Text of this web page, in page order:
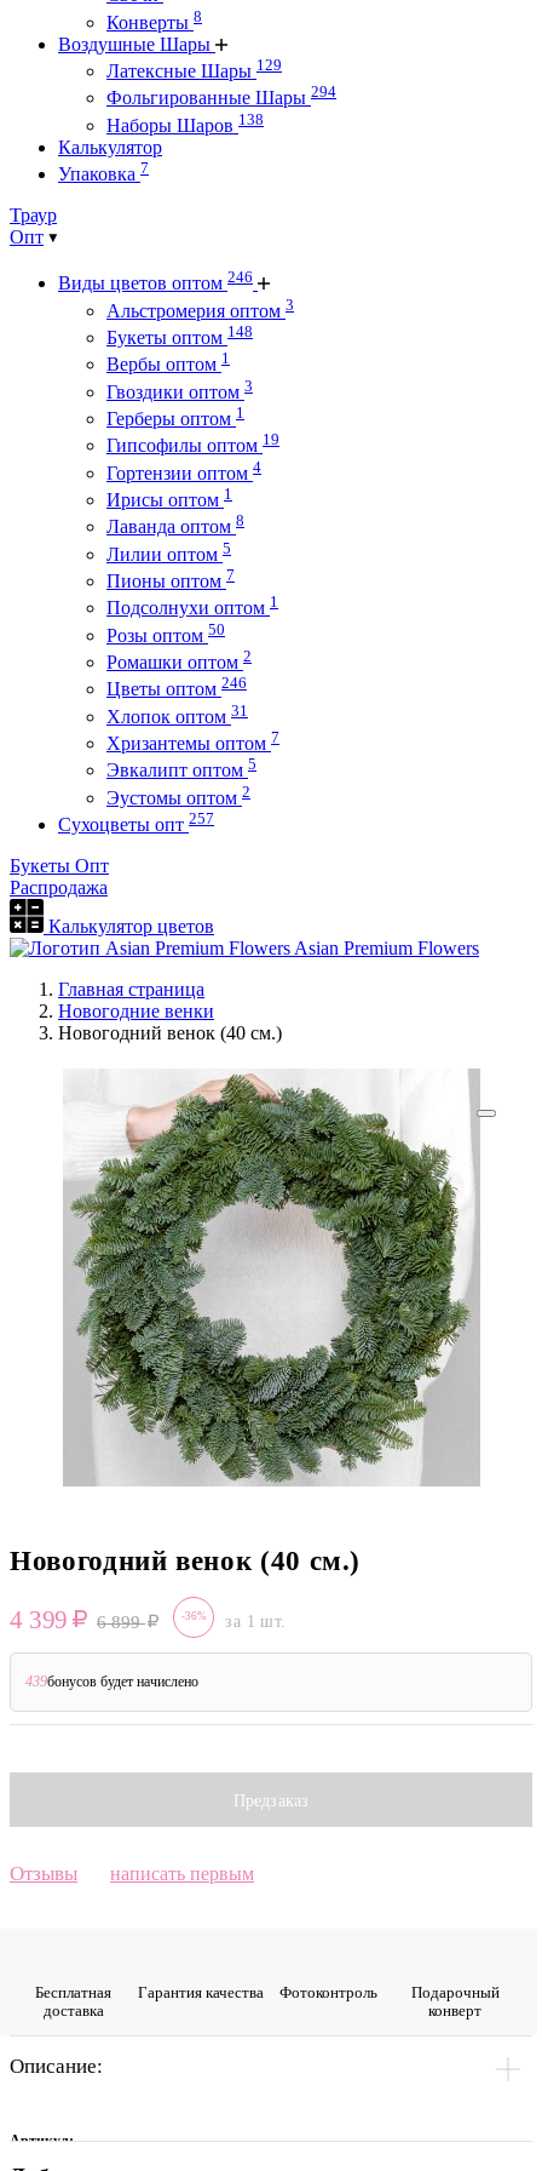
Конверты 8
Воздушные Шары
Латексные Шары 129
Фольгированные Шары 294
Наборы Шаров 138
Калькулятор
Упаковка 7
Траур
Опт
Виды цветов оптом 246
Альстромерия оптом 3
Букеты оптом 148
Вербы оптом 1
Гвоздики оптом 3
Герберы оптом 1
Гипсофилы оптом 19
Гортензии оптом 4
Ирисы оптом 1
Лаванда оптом 8
Лилии оптом 5
Пионы оптом 7
Подсолнухи оптом 1
Розы оптом 50
Ромашки оптом 2
Цветы оптом 246
Хлопок оптом 31
Хризантемы оптом 7
Эвкалипт оптом 5
Эустомы оптом 2
Сухоцветы опт 257
Букеты Опт
Распродажа
Калькулятор цветов
Asian Premium Flowers
Главная страница
Новогодние венки
Новогодний венок (40 см.)
Новогодний венок (40 см.)
4 399 6 899 -36% за 1 шт.
439бонусов будет начислено
Предзаказ
Отзывы написать первым
Бесплатная
доставка
Гарантия качества Фото­контроль
Подарочный
конверт
Описание:
Артикул: